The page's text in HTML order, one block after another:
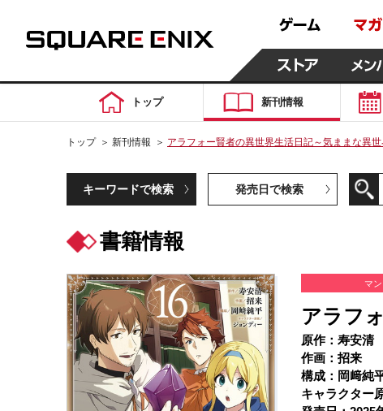
トップ 新刊情報
トップ ＞ 新刊情報 ＞ アラフォー賢者の異世界生活日記～気ままな異
キーワードで検索 発売日で検索
書籍情報
マン
アラフ
原作：寿安清
作画：招来
構成：岡﨑純
キャラクター